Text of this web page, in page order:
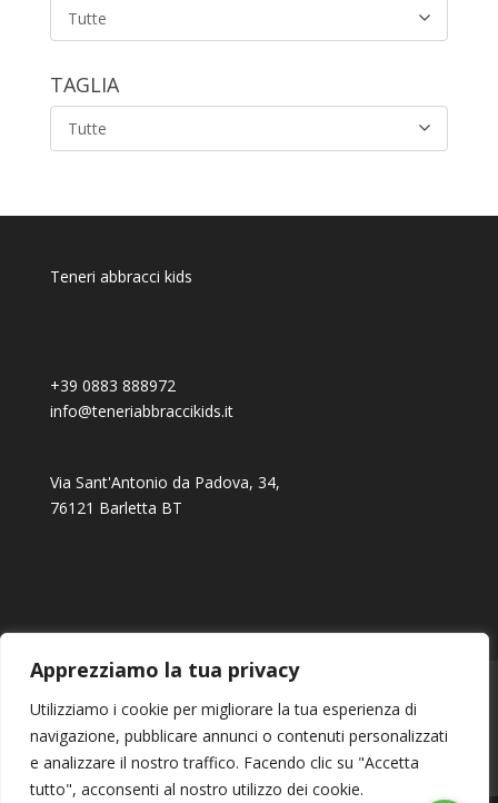
Apprezziamo la tua privacy
Utilizziamo i cookie per migliorare la tua esperienza di
navigazione, pubblicare annunci o contenuti personalizzati
e analizzare il nostro traffico. Facendo clic su "Accetta
tutto", acconsenti al nostro utilizzo dei cookie.
Tutte
TAGLIA
Tutte
Teneri abbracci kids
+39 0883 888972
info@teneriabbraccikids.it
Via Sant'Antonio da Padova, 34,
76121 Barletta BT
Dettagli account
Password dimenticata
Resi
Pagamento e spedizioni
Termini e condizioni
Cookie Policy